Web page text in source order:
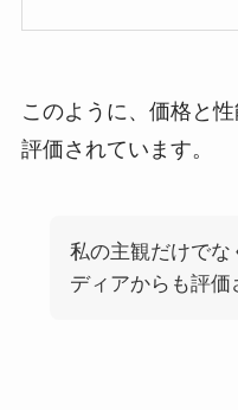
このように、価格と
評価されています。
私の主観だけでな
ディアからも評価